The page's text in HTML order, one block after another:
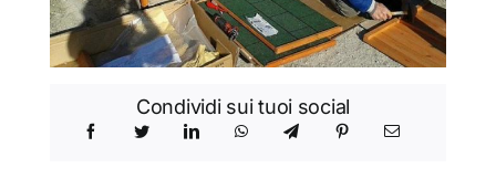
Condividi sui tuoi social